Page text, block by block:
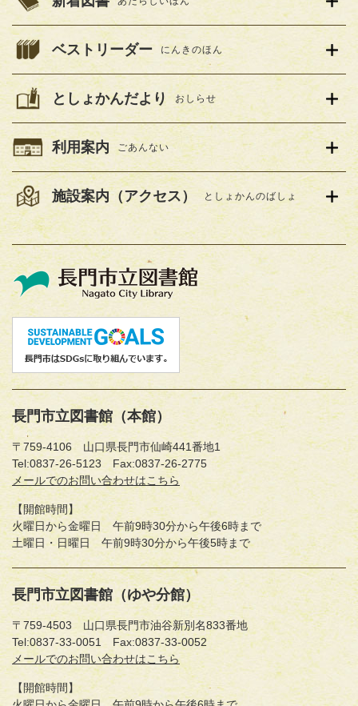
ベストリーダー にんきのほん
としょかんだより おしらせ
利用案内 ごあんない
施設案内（アクセス） としょかんのばしょ
長門市立図書館（本館）
〒759-4106 山口県長門市仙崎441番地1
Tel:0837-26-5123
Fax:0837-26-2775
長
門
市
立
図
書
館
（本
館）
へ
メールでのお問い合わせはこちら
【開館時間】
火曜日から金曜日 午前9時30分から午後6時まで
土曜日・日曜日 午前9時30分から午後5時まで
長門市立図書館（ゆや分館）
〒759-4503 山口県長門市油谷新別名833番地
Tel:0837-33-0051
Fax:0837-33-0052
長
市
メールでのお問い合わせはこちら
【開館時間】